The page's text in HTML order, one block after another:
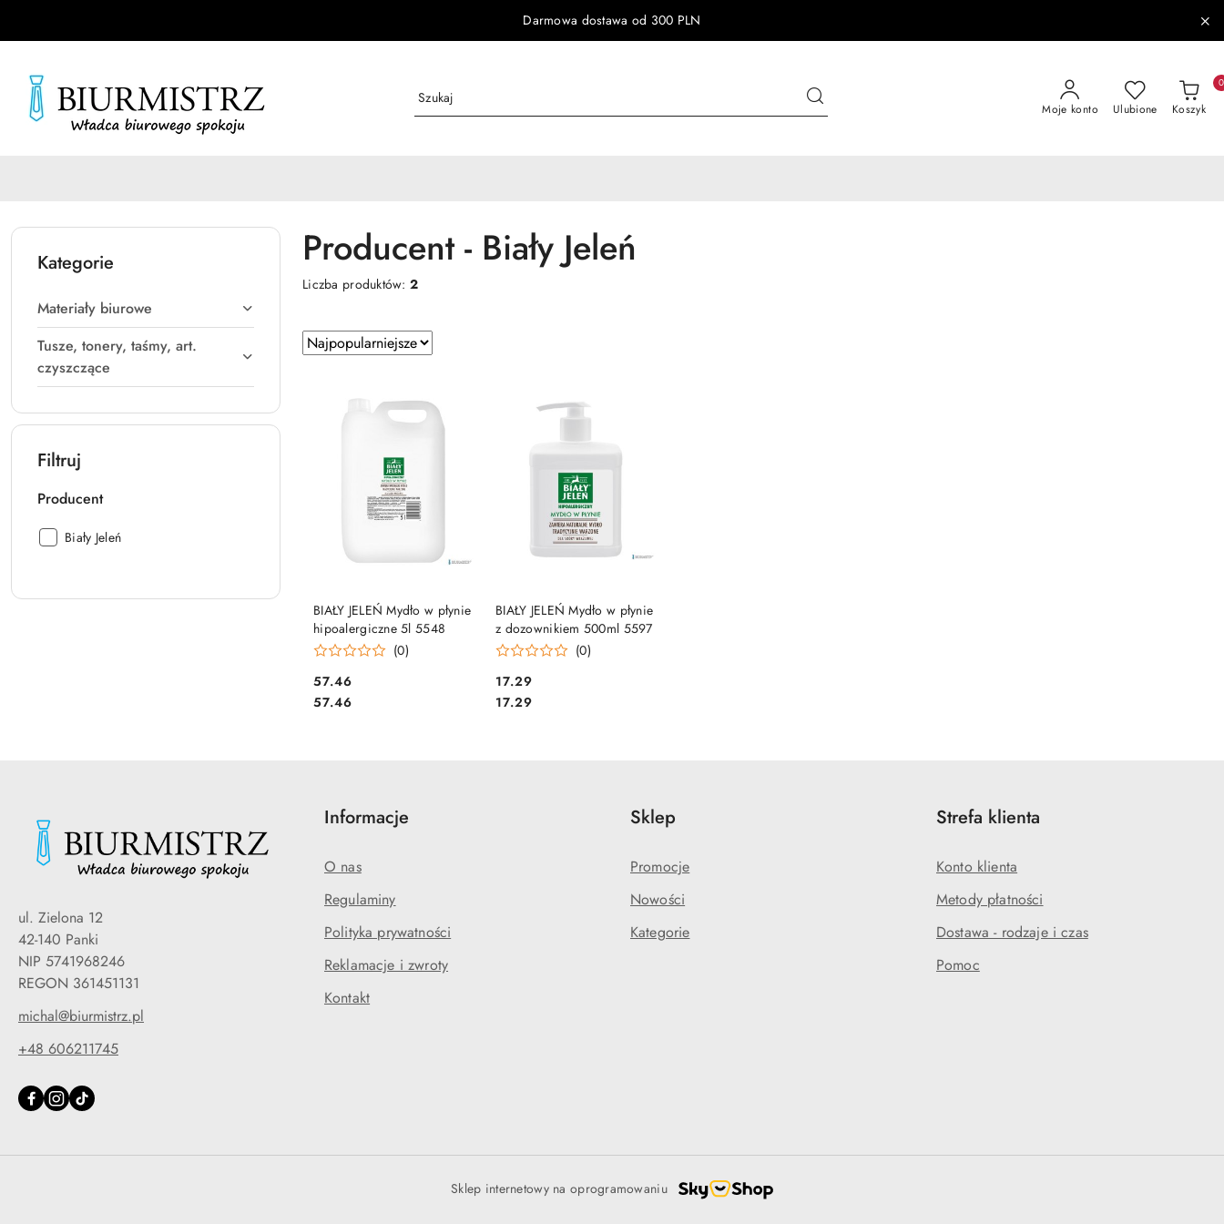
Darmowa dostawa od 300 PLN
Moje konto Ulubione Koszyk
0
Kategorie
Materiały biurowe
Tusze, tonery, taśmy, art.
czyszczące
Filtruj
Producent
Producent:
Biały Jeleń
Producent - Biały Jeleń
Liczba produktów:2
Zastosowano
sortowanie:
Sortuj
według
BIAŁY JELEŃ Mydło w płynie
hipoalergiczne 5l 5548
(0)
Cena:
57.46
Cena:
57.46
DO KOSZYKA
BIAŁY JELEŃ Mydło w płynie
z dozownikiem 500ml 5597
(0)
Cena:
17.29
Cena:
17.29
DO KOSZYKA
ul. Zielona 12
42-140 Panki
NIP 5741968246
REGON 361451131
michal@biurmistrz.pl
+48 606211745
Informacje
O nas
Regulaminy
Polityka prywatności
Reklamacje i zwroty
Kontakt
Sklep
Promocje
Nowości
Kategorie
Strefa klienta
Konto klienta
Metody płatności
Dostawa - rodzaje i czas
Pomoc
Sklep internetowy na oprogramowaniu